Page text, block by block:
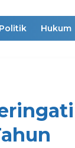
Politik Hukum